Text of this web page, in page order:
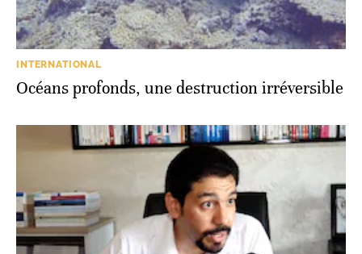
INTERNATIONAL
Océans profonds, une destruction irréversible